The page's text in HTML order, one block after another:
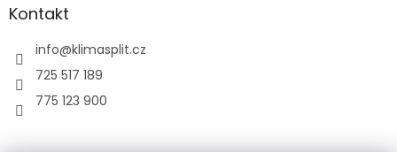
Kontakt
info@klimasplit.cz
725 517 189
775 123 900